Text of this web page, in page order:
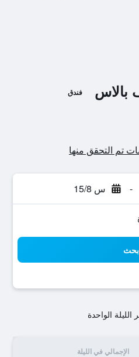
بالاس فندق
- س 15/8
بحث
الواحدة
الإجمالي في الليلة